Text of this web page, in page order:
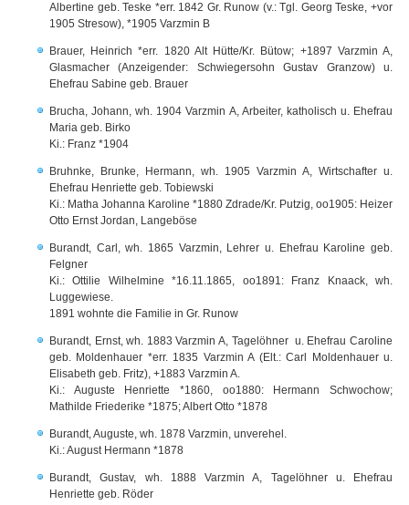
Albertine geb. Teske *err. 1842 Gr. Runow (v.: Tgl. Georg Teske, +vor
1905 Stresow), *1905 Varzmin B
Brauer, Heinrich *err. 1820 Alt Hütte/Kr. Bütow; +1897 Varzmin A,
Glasmacher (Anzeigender: Schwiegersohn Gustav Granzow) u.
Ehefrau Sabine geb. Brauer
Brucha, Johann, wh. 1904 Varzmin A, Arbeiter, katholisch u. Ehefrau
Maria geb. Birko
Ki.: Franz *1904
Bruhnke, Brunke, Hermann, wh. 1905 Varzmin A, Wirtschafter u.
Ehefrau Henriette geb. Tobiewski
Ki.: Matha Johanna Karoline *1880 Zdrade/Kr. Putzig, oo1905: Heizer
Otto Ernst Jordan, Langeböse
Burandt, Carl, wh. 1865 Varzmin, Lehrer u. Ehefrau Karoline geb.
Felgner
Ki.: Ottilie Wilhelmine *16.11.1865, oo1891: Franz Knaack, wh.
Luggewiese.
1891 wohnte die Familie in Gr. Runow
Burandt, Ernst, wh. 1883 Varzmin A, Tagelöhner u. Ehefrau Caroline
geb. Moldenhauer *err. 1835 Varzmin A (Elt.: Carl Moldenhauer u.
Elisabeth geb. Fritz), +1883 Varzmin A.
Ki.: Auguste Henriette *1860, oo1880: Hermann Schwochow;
Mathilde Friederike *1875; Albert Otto *1878
Burandt, Auguste, wh. 1878 Varzmin, unverehel.
Ki.: August Hermann *1878
Burandt, Gustav, wh. 1888 Varzmin A, Tagelöhner u. Ehefrau
Henriette geb. Röder